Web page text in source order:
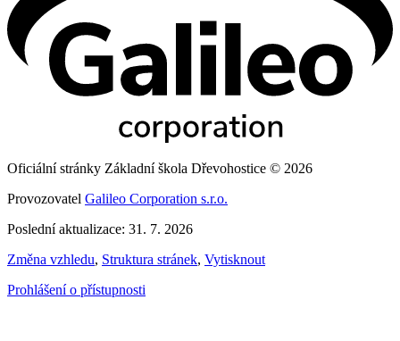
Oficiální stránky Základní škola Dřevohostice © 2026
Provozovatel Galileo Corporation s.r.o.
Poslední aktualizace: 31. 7. 2026
Změna vzhledu, Struktura stránek, Vytisknout
Prohlášení o přístupnosti